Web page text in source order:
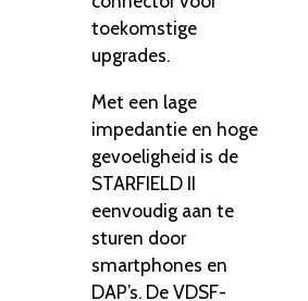
toekomstige
upgrades.
Met een lage
impedantie en hoge
gevoeligheid is de
STARFIELD II
eenvoudig aan te
sturen door
smartphones en
DAP’s. De VDSF-